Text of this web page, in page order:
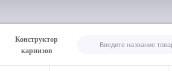
Конструктор
карнизов